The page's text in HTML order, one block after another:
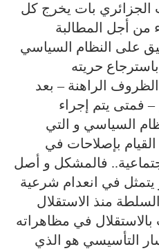
بات يخرج كل
من أجل المطالبة
على النظام السياسي
حريته
الراهنة – بعد
– فمتى يتم إجراء
السياسي و التي
بإصلاحات في
فالمشكل و أصل
يتمثل في انعدام شرعية
منذ الاستقلال
في مظاهراته
التأسيسي هو الذي